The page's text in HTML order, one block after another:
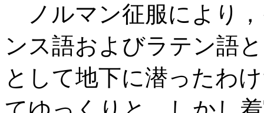
ノルマン征服により
ンス語およびラテン語
として地下に潜ったわ